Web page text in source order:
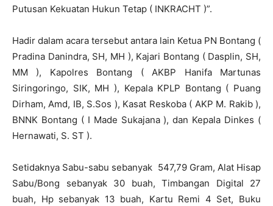
Putusan Kekuatan Hukun Tetap ( INKRACHT )”.
Hadir dalam acara tersebut antara lain Ketua PN Bontang (
Pradina Danindra, SH, MH ), Kajari Bontang ( Dasplin, SH,
MM ), Kapolres Bontang ( AKBP Hanifa Martunas
Siringoringo, SIK, MH ), Kepala KPLP Bontang ( Puang
Dirham, Amd, IB, S.Sos ), Kasat Reskoba ( AKP M. Rakib ),
BNNK Bontang ( I Made Sukajana ), dan Kepala Dinkes (
Hernawati, S. ST ).
Setidaknya Sabu-sabu sebanyak 547,79 Gram, Alat Hisap
Sabu/Bong sebanyak 30 buah, Timbangan Digital 27
buah, Hp sebanyak 13 buah, Kartu Remi 4 Set, Buku